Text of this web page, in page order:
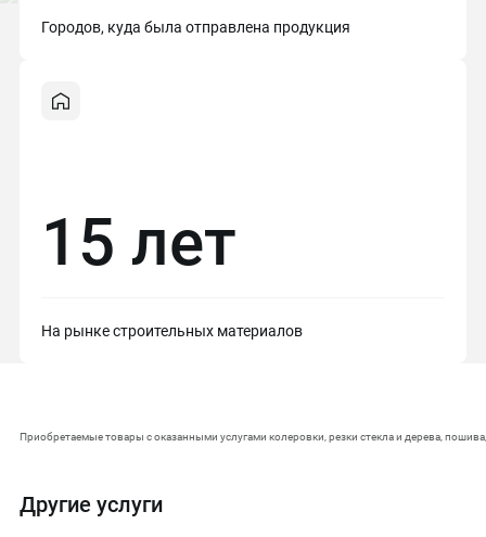
Городов, куда была отправлена продукция
15 лет
На рынке строительных материалов
Приобретаемые товары с оказанными услугами колеровки, резки стекла и дерева,
Другие услуги